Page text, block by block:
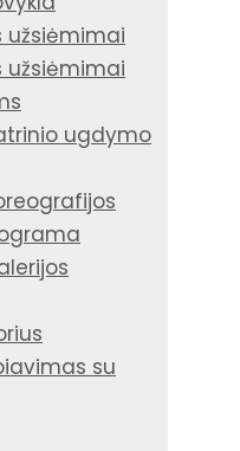
užsiėmimai
užsiėmimai
ugdymo
su